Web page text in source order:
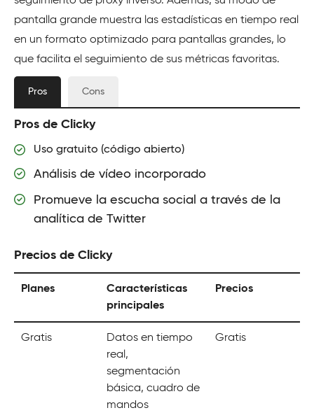
pantalla grande muestra las estadísticas en tiempo real
en un formato optimizado para pantallas grandes, lo
que facilita el seguimiento de sus métricas favoritas.
Pros Cons
Pros de Clicky
Uso gratuito (código abierto)
Análisis de vídeo incorporado
Promueve la escucha social a través de la
analítica de Twitter
Precios de Clicky
Planes
Características
principales
Precios
Gratis
Datos en tiempo
real,
segmentación
básica, cuadro de
mandos
Gratis